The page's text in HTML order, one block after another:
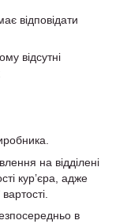
відповідати
відсутні
на відділені
кур’єра, адже
в